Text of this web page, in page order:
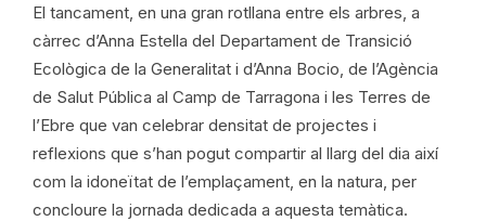
El tancament, en una gran rotllana entre els arbres, a
càrrec d’Anna Estella del Departament de Transició
Ecològica de la Generalitat i d’Anna Bocio, de l’Agència
de Salut Pública al Camp de Tarragona i les Terres de
l’Ebre que van celebrar densitat de projectes i
reflexions que s’han pogut compartir al llarg del dia així
com la idoneïtat de l’emplaçament, en la natura, per
concloure la jornada dedicada a aquesta temàtica.